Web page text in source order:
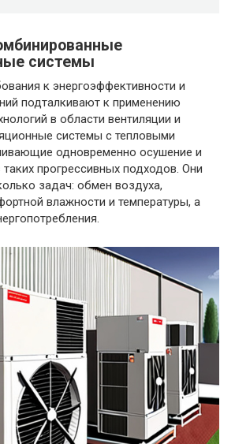
системы
к энергоэффективности и
подталкивают к применению
в области вентиляции и
системы с тепловыми
одновременно осушение и
прогрессивных подходов. Они
задач: обмен воздуха,
влажности и температуры, а